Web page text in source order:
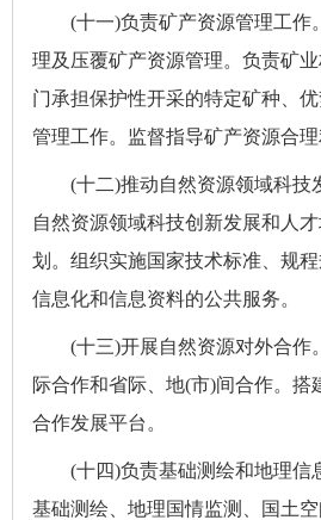
(十一)负责矿产资源管理工作
理及压覆矿产资源管理。负责矿
门承担保护性开采的特定矿种、
管理工作。监督指导矿产资源合理
(十二)推动自然资源领域科技
自然资源领域科技创新发展和人
划。组织实施国家技术标准、规
信息化和信息资料的公共服务。
(十三)开展自然资源对外合作
际合作和省际、地(市)间合作。搭
合作发展平台。
(十四)负责基础测绘和地理信
基础测绘、地理国情监测、国土